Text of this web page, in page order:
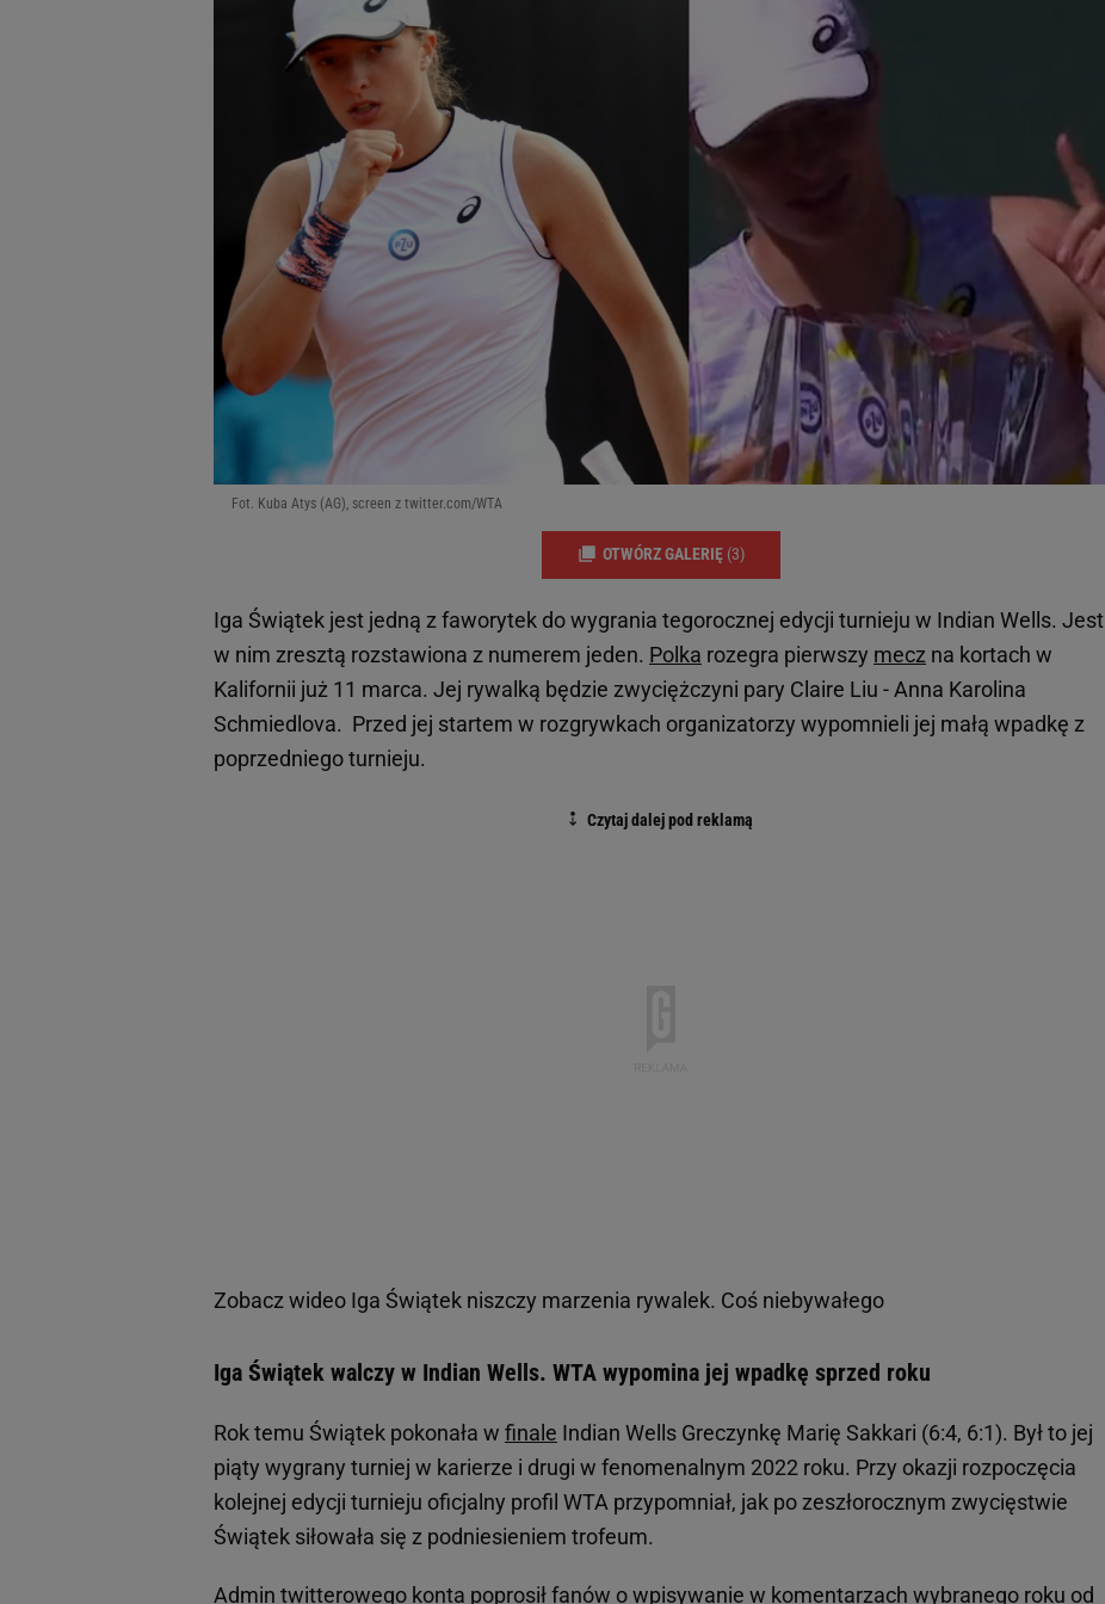
Fot. Kuba Atys (AG), screen z twitter.com/WTA
OTWÓRZ GALERIĘ (3)
Iga Świątek jest jedną z faworytek do wygrania tegorocznej edycji turnieju w Indian Wells. Jest
w nim zresztą rozstawiona z numerem jeden. Polka rozegra pierwszy mecz na kortach w
Kalifornii już 11 marca. Jej rywalką będzie zwyciężczyni pary Claire Liu - Anna Karolina
Schmiedlova. Przed jej startem w rozgrywkach organizatorzy wypomnieli jej małą wpadkę z
poprzedniego turnieju.
Zobacz wideo Iga Świątek niszczy marzenia rywalek. Coś niebywałego
Iga Świątek walczy w Indian Wells. WTA wypomina jej wpadkę sprzed roku
Rok temu Świątek pokonała w finale Indian Wells Greczynkę Marię Sakkari (6:4, 6:1). Był to jej
piąty wygrany turniej w karierze i drugi w fenomenalnym 2022 roku. Przy okazji rozpoczęcia
kolejnej edycji turnieju oficjalny profil WTA przypomniał, jak po zeszłorocznym zwycięstwie
Świątek siłowała się z podniesieniem trofeum.
Admin twitterowego konta poprosił fanów o wpisywanie w komentarzach wybranego roku od